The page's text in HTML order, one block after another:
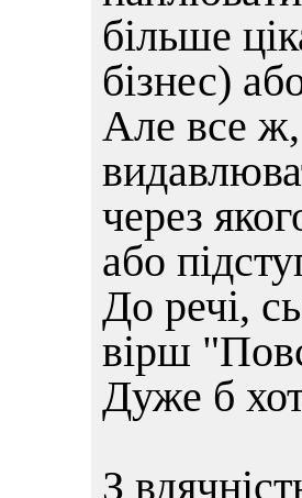
більше
бізнес)
Але все ж,
через
або
До речі,
вірш
Дуже б
З